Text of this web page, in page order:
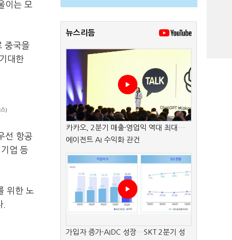
이는 모
중국을
대한
)
선 항공
업 등
위한 노
뉴스리듬
카카오, 2분기 매출·영업익 역대 최대…
에이전트 AI 수익화 관건
가입자 증가·AIDC 성장…SKT 2분기 성